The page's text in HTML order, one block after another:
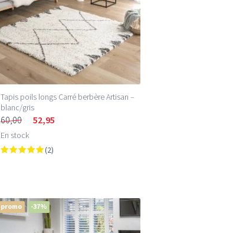
Tapis poils longs Carré berbère Artisan –
blanc/gris
60,00 52,95
En stock
(2)
promo -37%